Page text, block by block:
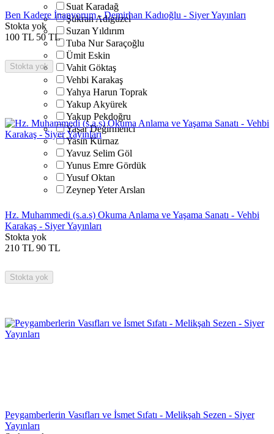
Suat Karadağ
Şükran Adıgüzel
Suzan Yıldırım
Tuba Nur Saraçoğlu
Ümit Eskin
Vahit Göktaş
Vehbi Karakaş
Yahya Harun Toprak
Yakup Akyürek
Yakup Pekdoğru
Yaşar Değirmenci
Yasin Kurnaz
Yavuz Selim Göl
Yunus Emre Gördük
Yusuf Oktan
Zeynep Yeter Arslan
Ben Kadere İnanyorum - Demirhan Kadıoğlu - Siyer Yayınları
Stokta yok
100 TL 50 TL
Stokta yok
Hz. Muhammedi (s.a.s) Okuma Anlama ve Yaşama Sanatı - Vehbi
Karakaş - Siyer Yayınları
Stokta yok
210 TL 90 TL
Stokta yok
Peygamberlerin Vasıfları ve İsmet Sıfatı - Melikşah Sezen - Siyer
Yayınları